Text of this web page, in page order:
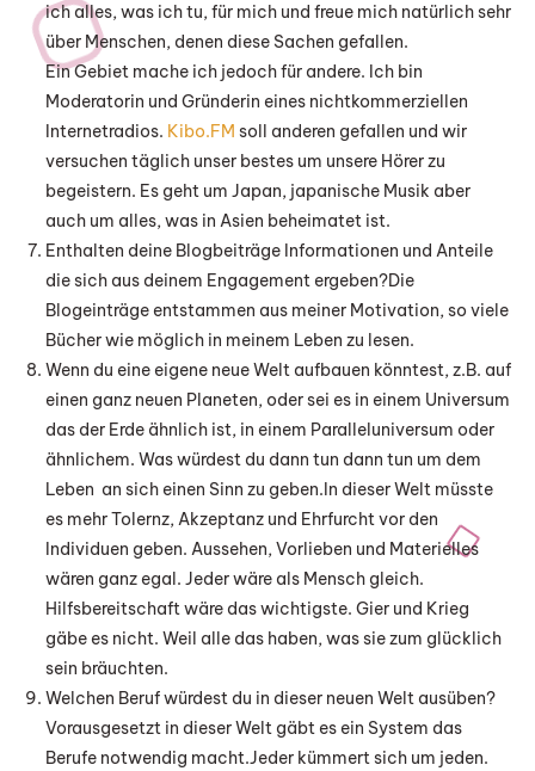
ich alles, was ich tu, für mich und freue mich natürlich sehr
über Menschen, denen diese Sachen gefallen.
Ein Gebiet mache ich jedoch für andere. Ich bin
Moderatorin und Gründerin eines nichtkommerziellen
Internetradios. Kibo.FM soll anderen gefallen und wir
versuchen täglich unser bestes um unsere Hörer zu
begeistern. Es geht um Japan, japanische Musik aber
auch um alles, was in Asien beheimatet ist.
Enthalten deine Blogbeiträge Informationen und Anteile
die sich aus deinem Engagement ergeben?Die
Blogeinträge entstammen aus meiner Motivation, so viele
Bücher wie möglich in meinem Leben zu lesen.
Wenn du eine eigene neue Welt aufbauen könntest, z.B. auf
einen ganz neuen Planeten, oder sei es in einem Universum
das der Erde ähnlich ist, in einem Paralleluniversum oder
ähnlichem. Was würdest du dann tun dann tun um dem
Leben an sich einen Sinn zu geben.In dieser Welt müsste
es mehr Tolernz, Akzeptanz und Ehrfurcht vor den
Individuen geben. Aussehen, Vorlieben und Materielles
wären ganz egal. Jeder wäre als Mensch gleich.
Hilfsbereitschaft wäre das wichtigste. Gier und Krieg
gäbe es nicht. Weil alle das haben, was sie zum glücklich
sein bräuchten.
Welchen Beruf würdest du in dieser neuen Welt ausüben?
Vorausgesetzt in dieser Welt gäbt es ein System das
Berufe notwendig macht.Jeder kümmert sich um jeden.